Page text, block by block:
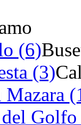
(6)
(3)
del